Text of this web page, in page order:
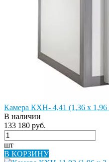
Камера КХН- 4,41 (1,36 х 1,96
В наличии
133 180 руб.
шт
В КОРЗИНУ